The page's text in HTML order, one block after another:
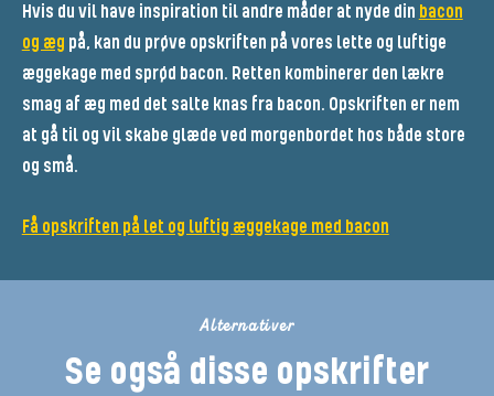
Hvis du vil have inspiration til andre måder at nyde din bacon
og æg på, kan du prøve opskriften på vores lette og luftige
æggekage med sprød bacon. Retten kombinerer den lækre
smag af æg med det salte knas fra bacon. Opskriften er nem
at gå til og vil skabe glæde ved morgenbordet hos både store
og små.
Få opskriften på let og luftig æggekage med bacon
Alternativer
Se også disse opskrifter